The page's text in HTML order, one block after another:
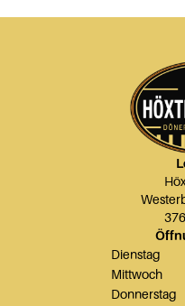
Dienstag
Mittwoch
Donnerstag